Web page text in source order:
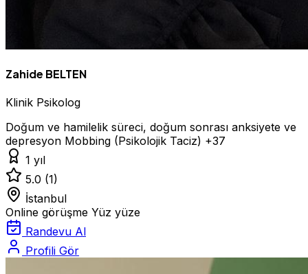
Zahide BELTEN
Klinik Psikolog
Doğum ve hamilelik süreci, doğum sonrası anksiyete ve
depresyon Mobbing (Psikolojik Taciz) +37
1 yıl
5.0 (1)
İstanbul
Online görüşme Yüz yüze
Randevu Al
Profili Gör